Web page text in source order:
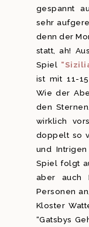
gespannt
sehr
denn der
statt, ah!
Spiel
ist mit 11-
Wie der
den
wirklich
doppelt so
und
Spiel folgt
aber auch
Personen
Kloster
“Gatsbys